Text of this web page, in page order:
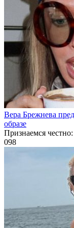
Вера Брежнева
образе
Признаемся
098